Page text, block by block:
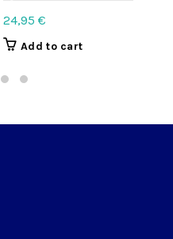
24,95 €
Add to cart